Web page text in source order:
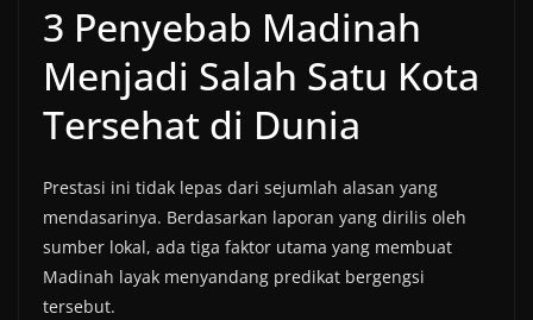
3 Penyebab Madinah
Menjadi Salah Satu Kota
Tersehat di Dunia
Prestasi ini tidak lepas dari sejumlah alasan yang
mendasarinya. Berdasarkan laporan yang dirilis oleh
sumber lokal, ada tiga faktor utama yang membuat
Madinah layak menyandang predikat bergengsi
tersebut.